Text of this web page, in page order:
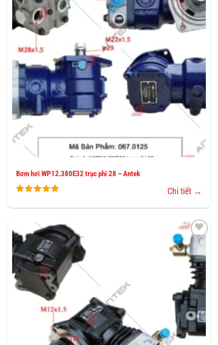
YÊU
THÍCH
Bơm hơi WP12.380E32 trục phi 28 – Antek
Chi tiết →
THÊM
VÀO
YÊU
THÍCH